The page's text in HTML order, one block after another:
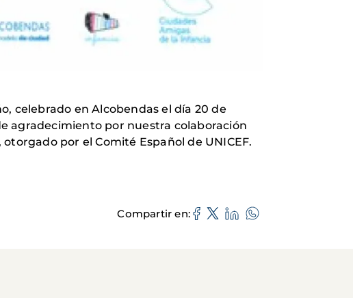
celebrado en Alcobendas el día 20 de
agradecimiento por nuestra colaboración
por el Comité Español de UNICEF.
Compartir en